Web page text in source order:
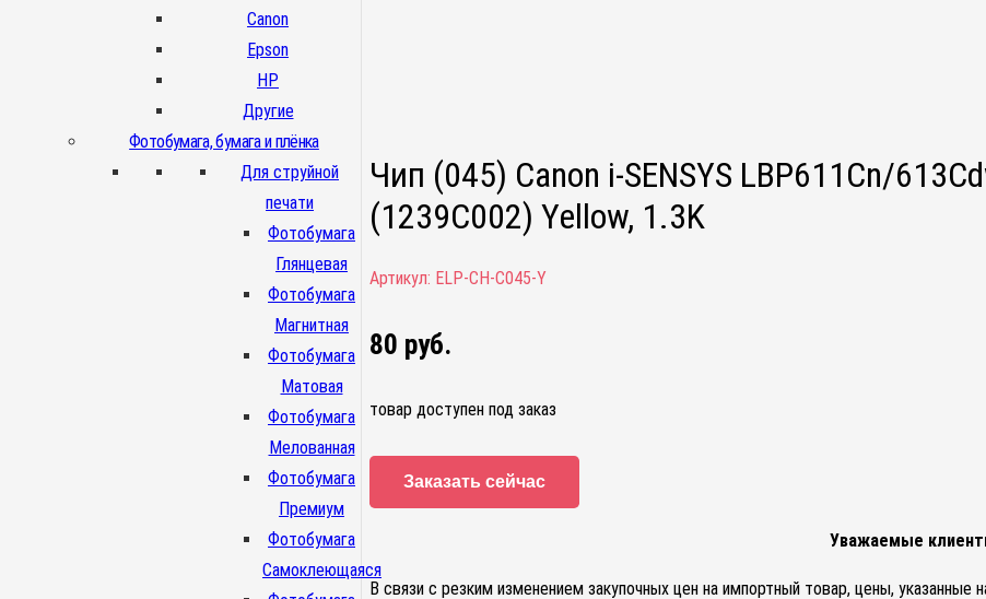
Canon
Epson
HP
Другие
Фотобумага, бумага и плёнка
Для струйной
печати
Фотобумага
Глянцевая
Фотобумага
Магнитная
Фотобумага
Матовая
Фотобумага
Мелованная
Фотобумага
Премиум
Фотобумага
Самоклеющаяся
Чип (045) Canon i-SENSYS LBP611Cn/
(1239C002) Yellow, 1.3K
Артикул: ELP-CH-C045-Y
80 руб.
товар доступен под заказ
Заказать сейчас
Уважаемые
В связи с резким изменением закупочных цен на импортный товар, цены, указанные